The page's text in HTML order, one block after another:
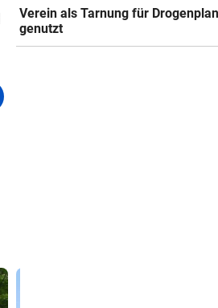
Verein als Tarnung für
genutzt